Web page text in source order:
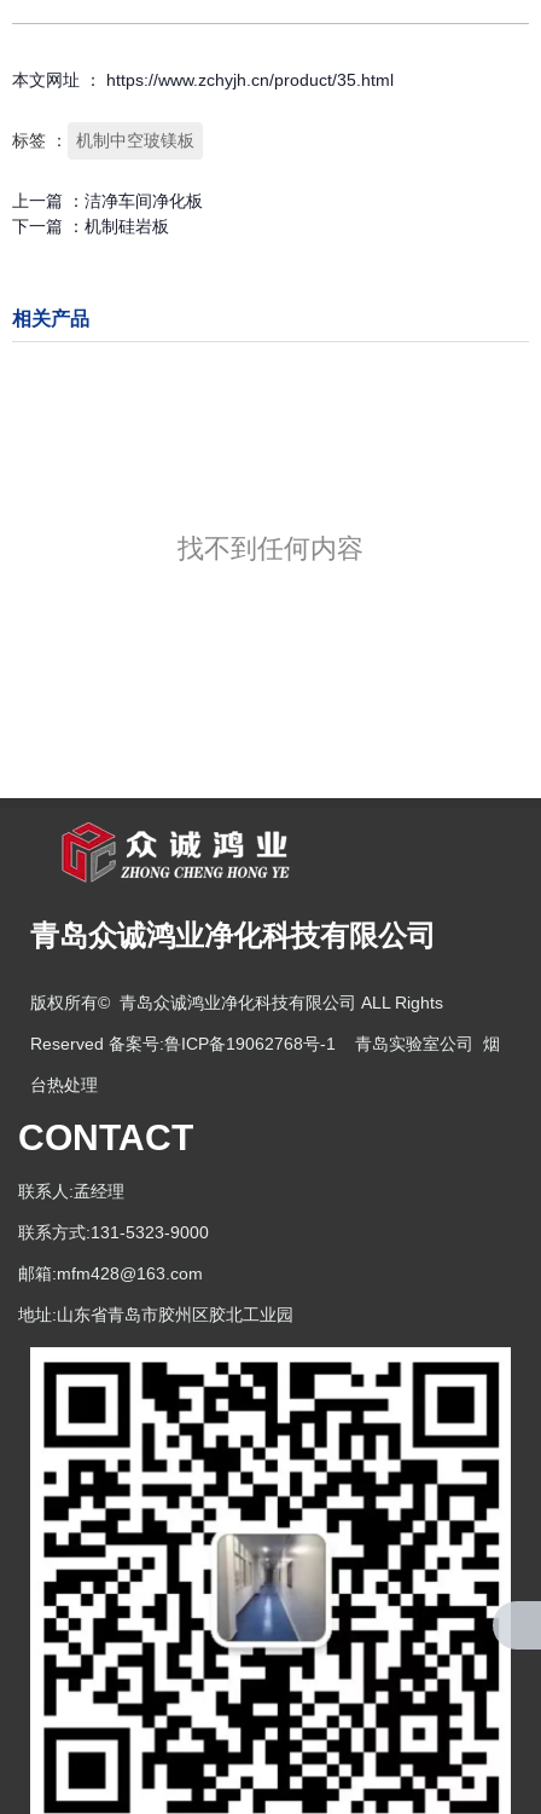
本文网址 ： https://www.zchyjh.cn/product/35.html
标签 ： 机制中空玻镁板
上一篇 ： 洁净车间净化板
下一篇 ： 机制硅岩板
相关产品
找不到任何内容
青岛众诚鸿业净化科技有限公司
版权所有© 青岛众诚鸿业净化科技有限公司 ALL Rights
Reserved 备案号:鲁ICP备19062768号-1 青岛实验室公司 烟
台热处理
CONTACT
联系人:孟经理
联系方式:131-5323-9000
邮箱:mfm428@163.com
地址:山东省青岛市胶州区胶北工业园